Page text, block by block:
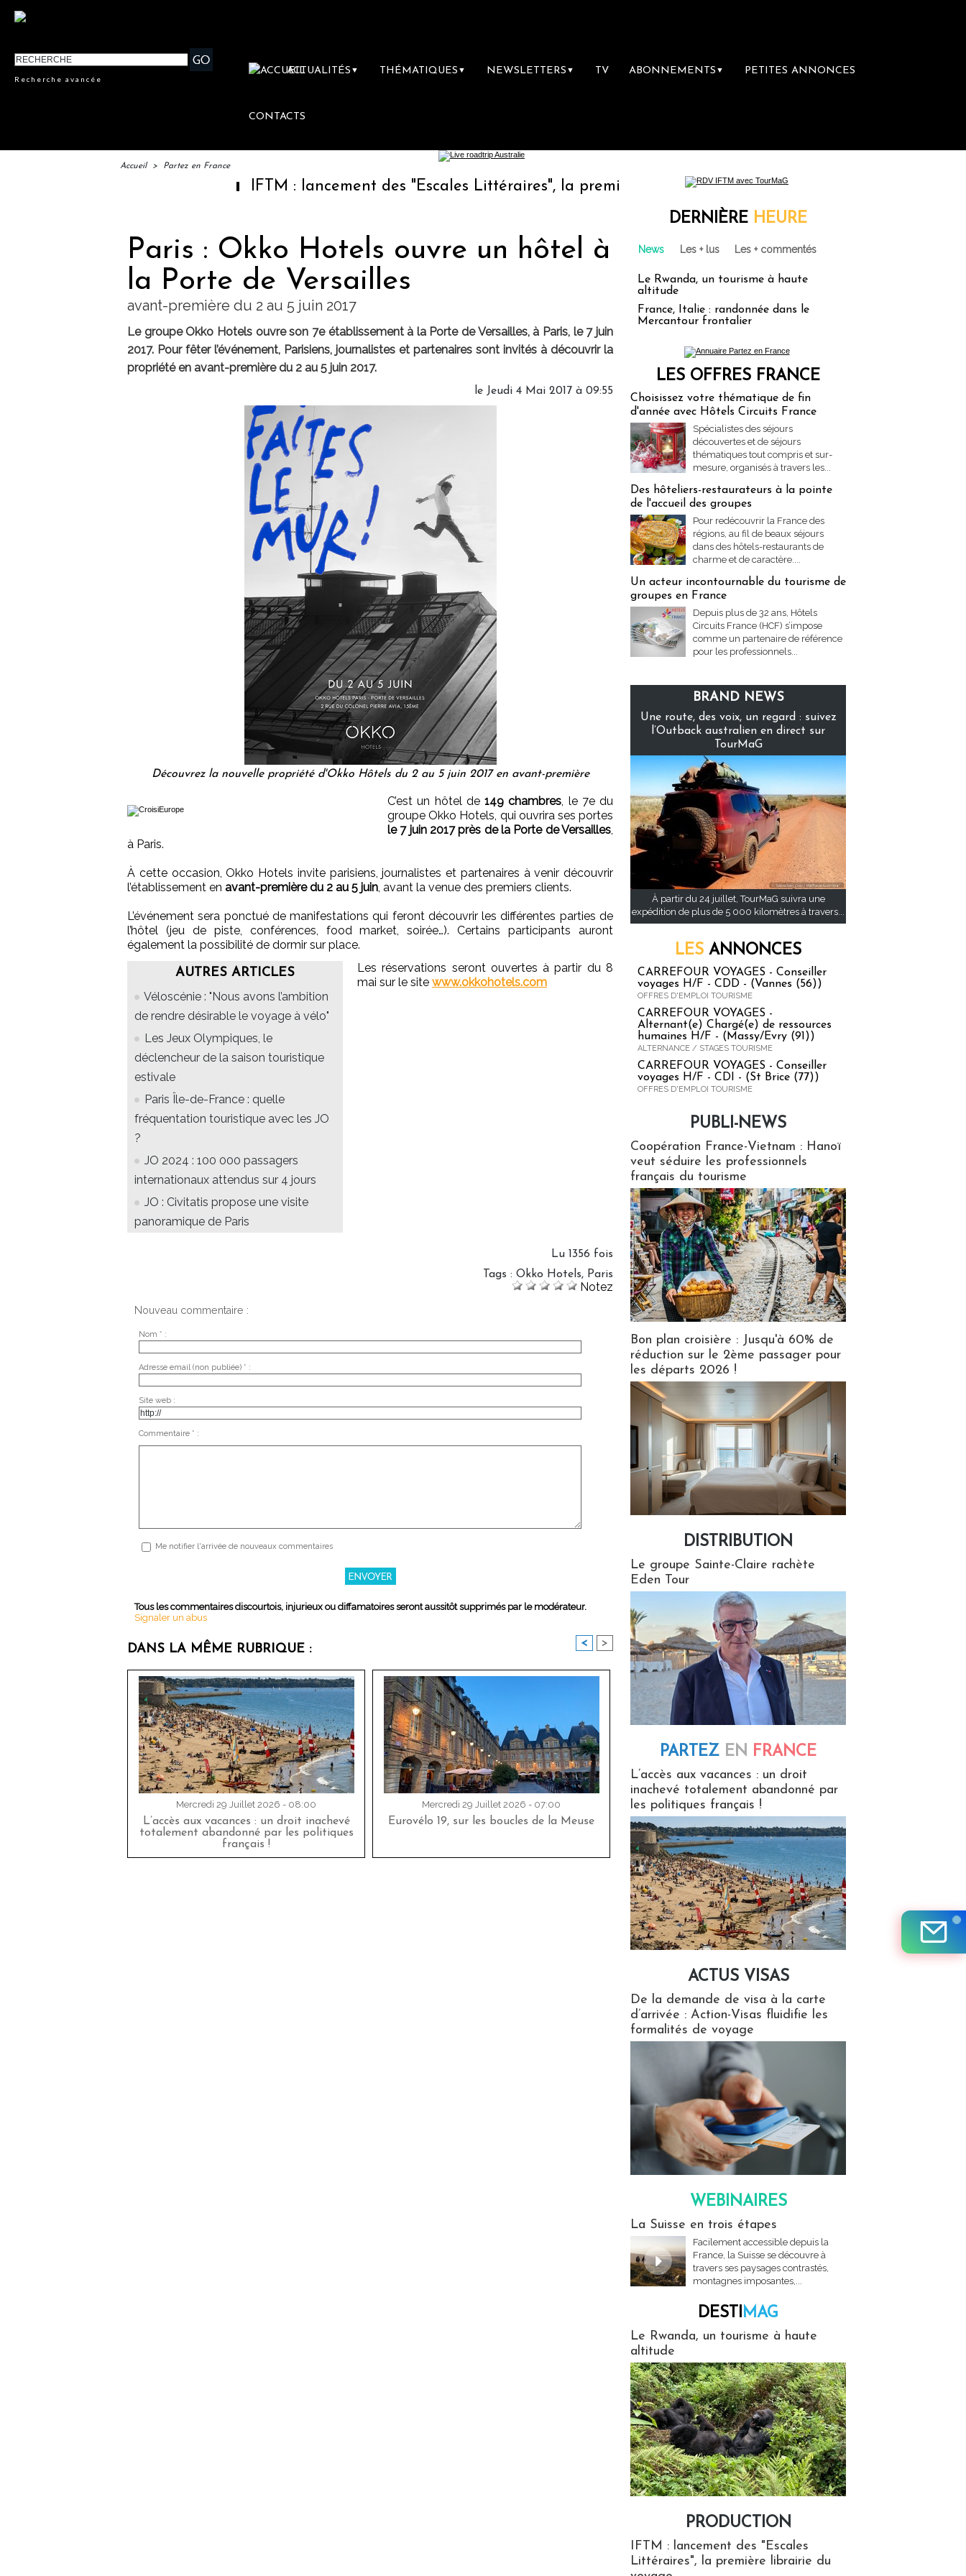
Recherche avancée
ACTUALITÉS ▼ THÉMATIQUES ▼ NEWSLETTERS ▼ TV ABONNEMENTS ▼ PETITES ANNONCES
CONTACTS
Accueil > Partez en France
IFTM : lancement des "Escales Littéraires", la première librairie du voyage Le groupe Sainte-Claire
Paris : Okko Hotels ouvre un hôtel à
la Porte de Versailles
avant-première du 2 au 5 juin 2017
Le groupe Okko Hotels ouvre son 7e établissement à la Porte de Versailles, à Paris, le 7 juin
2017. Pour fêter l’événement, Parisiens, journalistes et partenaires sont invités à découvrir la
propriété en avant-première du 2 au 5 juin 2017.
le Jeudi 4 Mai 2017 à 09:55
Découvrez la nouvelle propriété d'Okko Hôtels du 2 au 5 juin 2017 en avant-première
C’est un hôtel de 149 chambres, le 7e du
groupe Okko Hotels, qui ouvrira ses portes
le 7 juin 2017 près de la Porte de Versailles,
à Paris.
À cette occasion, Okko Hotels invite parisiens, journalistes et partenaires à venir découvrir
l’établissement en avant-première du 2 au 5 juin, avant la venue des premiers clients.
L’événement sera ponctué de manifestations qui feront découvrir les différentes parties de
l’hôtel (jeu de piste, conférences, food market, soirée…). Certains participants auront
également la possibilité de dormir sur place.
AUTRES ARTICLES
Véloscénie : "Nous avons l’ambition
de rendre désirable le voyage à vélo"
Les Jeux Olympiques, le
déclencheur de la saison touristique
estivale
Paris Île-de-France : quelle
fréquentation touristique avec les JO
?
JO 2024 : 100 000 passagers
internationaux attendus sur 4 jours
JO : Civitatis propose une visite
panoramique de Paris
Les réservations seront ouvertes à partir du 8
mai sur le site www.okkohotels.com
Lu 1356 fois
Tags : Okko Hotels, Paris
Notez
Nouveau commentaire :
Nom * :
Adresse email (non publiée) * :
Site web :
Commentaire * :
Me notifier l'arrivée de nouveaux commentaires
Tous les commentaires discourtois, injurieux ou diffamatoires seront aussitôt supprimés par le modérateur.
Signaler un abus
DANS LA MÊME RUBRIQUE : < >
Mercredi 29 Juillet 2026 - 08:00
L’accès aux vacances : un droit inachevé
totalement abandonné par les politiques
français !
Mercredi 29 Juillet 2026 - 07:00
Eurovélo 19, sur les boucles de la Meuse
DERNIÈRE HEURE
News Les + lus Les + commentés
Le Rwanda, un tourisme à haute
altitude
France, Italie : randonnée dans le
Mercantour frontalier
LES OFFRES FRANCE
Choisissez votre thématique de fin
d'année avec Hôtels Circuits France
Spécialistes des séjours
découvertes et de séjours
thématiques tout compris et sur-
mesure, organisés à travers les...
Des hôteliers-restaurateurs à la pointe
de l'accueil des groupes
Pour redécouvrir la France des
régions, au fil de beaux séjours
dans des hôtels-restaurants de
charme et de caractère....
Un acteur incontournable du tourisme de
groupes en France
Depuis plus de 32 ans, Hôtels
Circuits France (HCF) s’impose
comme un partenaire de référence
pour les professionnels...
BRAND NEWS
Une route, des voix, un regard : suivez
l’Outback australien en direct sur
TourMaG
À partir du 24 juillet, TourMaG suivra une
expédition de plus de 5 000 kilomètres à travers...
LES ANNONCES
CARREFOUR VOYAGES - Conseiller
voyages H/F - CDD - (Vannes (56))
OFFRES D'EMPLOI TOURISME
CARREFOUR VOYAGES -
Alternant(e) Chargé(e) de ressources
humaines H/F - (Massy/Evry (91))
ALTERNANCE / STAGES TOURISME
CARREFOUR VOYAGES - Conseiller
voyages H/F - CDI - (St Brice (77))
OFFRES D'EMPLOI TOURISME
PUBLI-NEWS
Coopération France-Vietnam : Hanoï
veut séduire les professionnels
français du tourisme
Bon plan croisière : Jusqu'à 60% de
réduction sur le 2ème passager pour
les départs 2026 !
DISTRIBUTION
Le groupe Sainte-Claire rachète
Eden Tour
PARTEZ EN FRANCE
L’accès aux vacances : un droit
inachevé totalement abandonné par
les politiques français !
ACTUS VISAS
De la demande de visa à la carte
d’arrivée : Action-Visas fluidifie les
formalités de voyage
WEBINAIRES
La Suisse en trois étapes
Facilement accessible depuis la
France, la Suisse se découvre à
travers ses paysages contrastés,
montagnes imposantes,...
DESTIMAG
Le Rwanda, un tourisme à haute
altitude
PRODUCTION
IFTM : lancement des "Escales
Littéraires", la première librairie du